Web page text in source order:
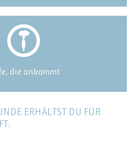
die ankommt
ERHÄLTST DU FÜR